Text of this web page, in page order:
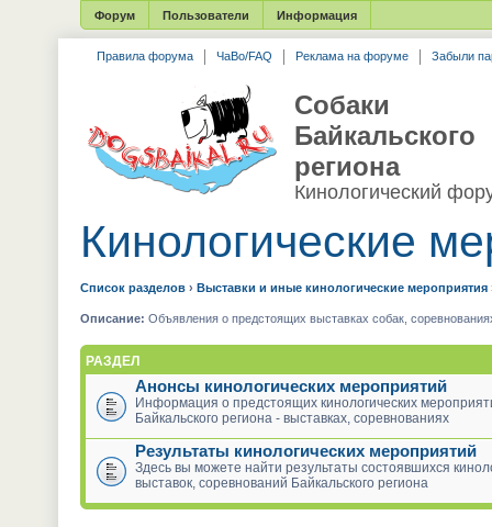
Форум Пользователи Информация
Правила форума ЧаВо/FAQ Реклама на форуме Забыли
Собаки
Байкальского
региона
Кинологический
Кинологические
Список разделов › Выставки и иные кинологические мероприятия
Описание: Объявления о предстоящих выставках собак,
РАЗДЕЛ
Анонсы кинологических мероприятий
Информация о предстоящих кинологических
Байкальского региона - выставках, соревнованиях
Результаты кинологических мероприятий
Здесь вы можете найти результаты состоявшихся
выставок, соревнований Байкальского региона